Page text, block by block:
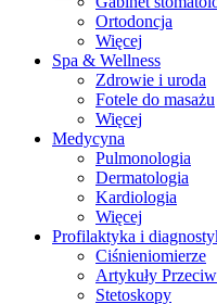
Ortodoncja
Więcej
Spa & Wellness
Zdrowie i uroda
Fotele do masażu
Więcej
Medycyna
Pulmonologia
Dermatologia
Kardiologia
Więcej
Profilaktyka i
Ciśnieniomierze
Artykuły
Stetoskopy